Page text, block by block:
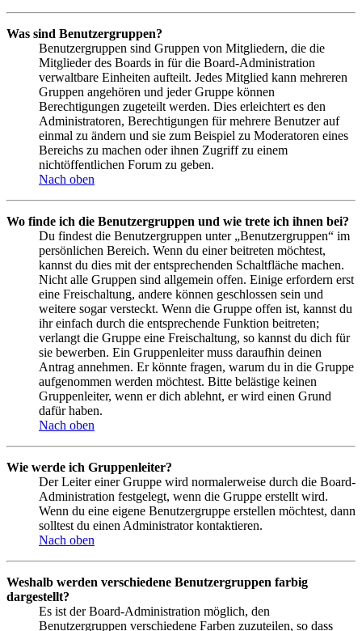
Was sind Benutzergruppen?
Benutzergruppen sind Gruppen von Mitgliedern, die die
Mitglieder des Boards in für die Board-Administration
verwaltbare Einheiten aufteilt. Jedes Mitglied kann mehreren
Gruppen angehören und jeder Gruppe können
Berechtigungen zugeteilt werden. Dies erleichtert es den
Administratoren, Berechtigungen für mehrere Benutzer auf
einmal zu ändern und sie zum Beispiel zu Moderatoren eines
Bereichs zu machen oder ihnen Zugriff zu einem
nichtöffentlichen Forum zu geben.
Nach oben
Wo finde ich die Benutzergruppen und wie trete ich ihnen bei?
Du findest die Benutzergruppen unter „Benutzergruppen“ im
persönlichen Bereich. Wenn du einer beitreten möchtest,
kannst du dies mit der entsprechenden Schaltfläche machen.
Nicht alle Gruppen sind allgemein offen. Einige erfordern erst
eine Freischaltung, andere können geschlossen sein und
weitere sogar versteckt. Wenn die Gruppe offen ist, kannst du
ihr einfach durch die entsprechende Funktion beitreten;
verlangt die Gruppe eine Freischaltung, so kannst du dich für
sie bewerben. Ein Gruppenleiter muss daraufhin deinen
Antrag annehmen. Er könnte fragen, warum du in die Gruppe
aufgenommen werden möchtest. Bitte belästige keinen
Gruppenleiter, wenn er dich ablehnt, er wird einen Grund
dafür haben.
Nach oben
Wie werde ich Gruppenleiter?
Der Leiter einer Gruppe wird normalerweise durch die Board-
Administration festgelegt, wenn die Gruppe erstellt wird.
Wenn du eine eigene Benutzergruppe erstellen möchtest, dann
solltest du einen Administrator kontaktieren.
Nach oben
Weshalb werden verschiedene Benutzergruppen farbig
dargestellt?
Es ist der Board-Administration möglich, den
Benutzergruppen verschiedene Farben zuzuteilen, so dass